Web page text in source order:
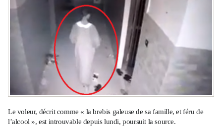
Le voleur, décrit comme « la brebis galeuse de sa famille, et féru de
l’alcool », est introuvable depuis lundi, poursuit la source.